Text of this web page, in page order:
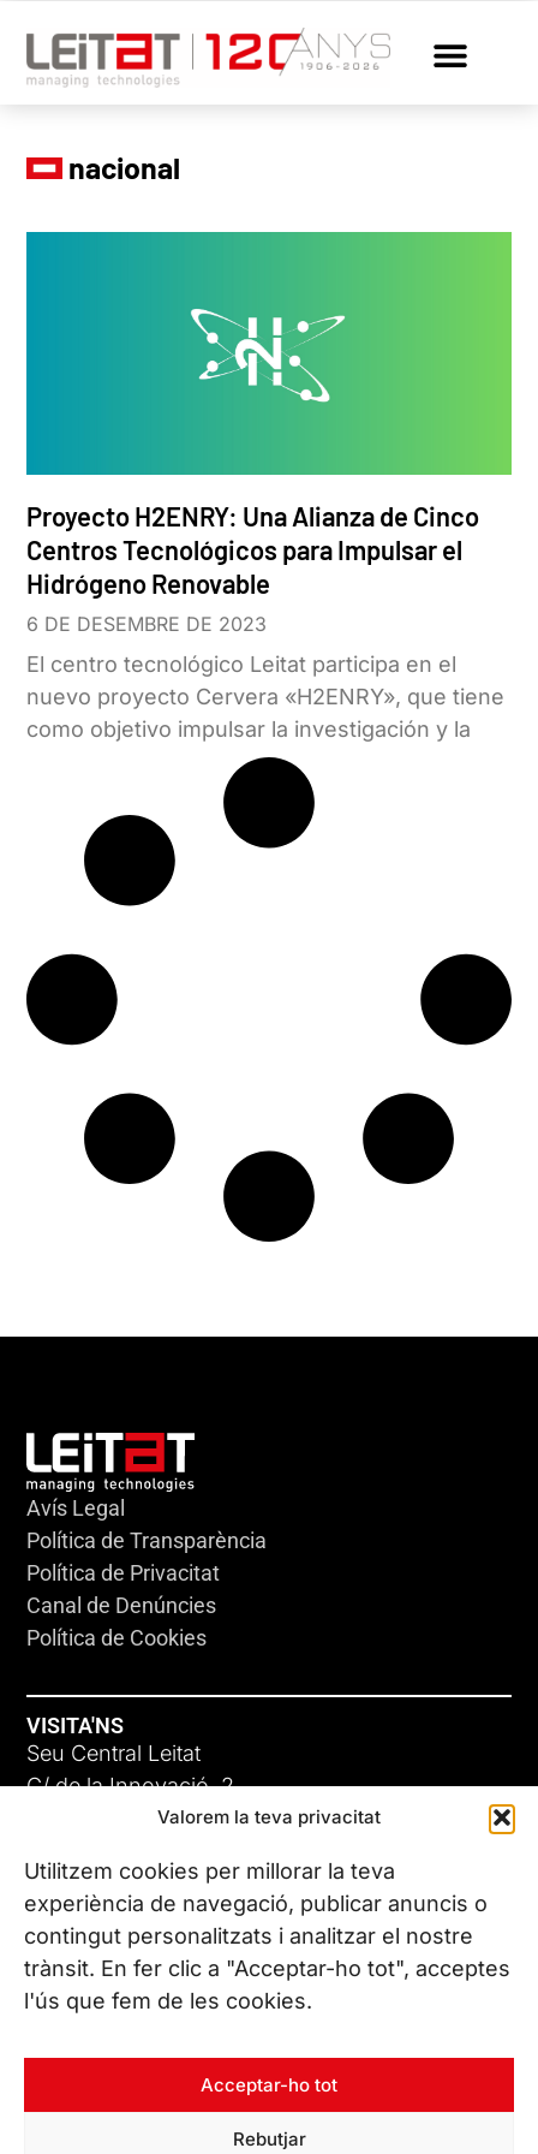
Valorem la teva privacitat
Utilitzem cookies per millorar la teva
experiència de navegació, publicar anuncis o
contingut personalitzats i analitzar el nostre
trànsit. En fer clic a "Acceptar-ho tot", acceptes
l'ús que fem de les cookies.
Acceptar-ho tot
Rebutjar
nacional
Proyecto H2ENRY: Una Alianza de Cinco
Centros Tecnológicos para Impulsar el
Hidrógeno Renovable
6 DE DESEMBRE DE 2023
El centro tecnológico Leitat participa en el
nuevo proyecto Cervera «H2ENRY», que tiene
como objetivo impulsar la investigación y la
Avís Legal
Política de Transparència
Política de Privacitat
Canal de Denúncies
Política de Cookies
VISITA'NS
Seu Central Leitat
C/ de la Innovació, 2
08225 Terrassa, (Barcelona)
Coneix les nostres seus
CONTACTA’NS
Tel. (+34) 937 882 300